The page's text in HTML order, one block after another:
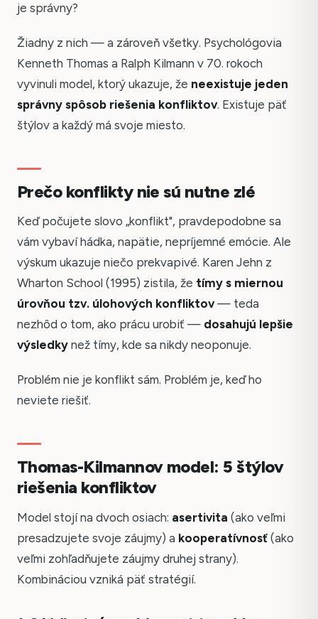
je správny?
Žiadny z nich — a zároveň všetky. Psychológovia
Kenneth Thomas a Ralph Kilmann v 70. rokoch
vyvinuli model, ktorý ukazuje, že neexistuje jeden
správny spôsob riešenia konfliktov. Existuje päť
štýlov a každý má svoje miesto.
Prečo konflikty nie sú nutne zlé
Keď počujete slovo „konflikt", pravdepodobne sa
vám vybaví hádka, napätie, nepríjemné emócie. Ale
výskum ukazuje niečo prekvapivé. Karen Jehn z
Wharton School (1995) zistila, že tímy s miernou
úrovňou tzv. úlohových konfliktov— teda
nezhôd o tom, ako prácu urobiť — dosahujú lepšie
výsledky než tímy, kde sa nikdy neoponuje.
Problém nie je konflikt sám. Problém je, keď ho
neviete riešiť.
Thomas-Kilmannov model: 5 štýlov
riešenia konfliktov
Model stojí na dvoch osiach: asertivita (ako veľmi
presadzujete svoje záujmy) a kooperatívnosť (ako
veľmi zohľadňujete záujmy druhej strany).
Kombináciou vzniká päť stratégií.